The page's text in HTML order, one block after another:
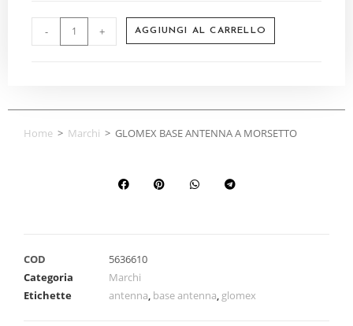
- + AGGIUNGI AL CARRELLO
Home > Marchi > GLOMEX BASE ANTENNA A MORSETTO
COD
5636610
Categoria
Marchi
Etichette
antenna, base antenna, glomex